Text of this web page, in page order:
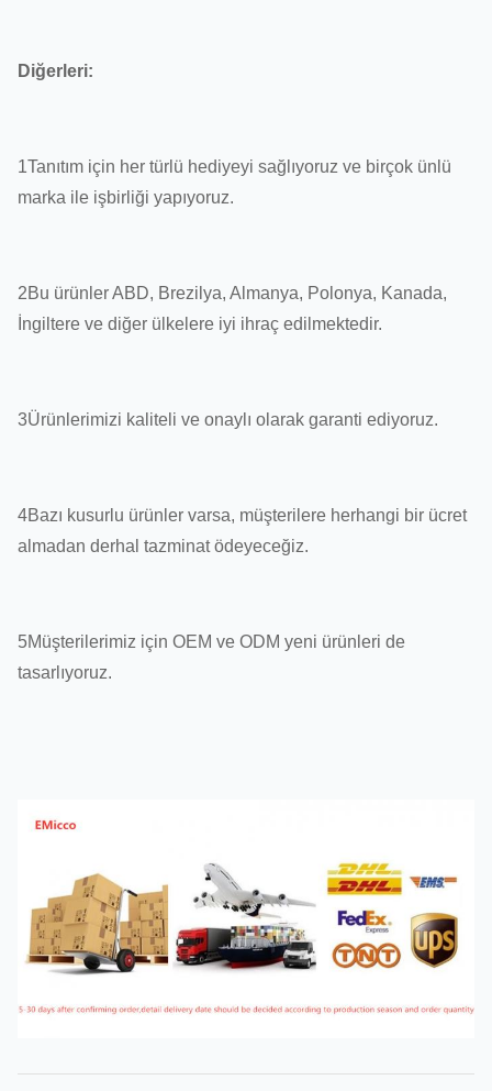
Diğerleri:
1Tanıtım için her türlü hediyeyi sağlıyoruz ve birçok ünlü
marka ile işbirliği yapıyoruz.
2Bu ürünler ABD, Brezilya, Almanya, Polonya, Kanada,
İngiltere ve diğer ülkelere iyi ihraç edilmektedir.
3Ürünlerimizi kaliteli ve onaylı olarak garanti ediyoruz.
4Bazı kusurlu ürünler varsa, müşterilere herhangi bir ücret
almadan derhal tazminat ödeyeceğiz.
5Müşterilerimiz için OEM ve ODM yeni ürünleri de
tasarlıyoruz.